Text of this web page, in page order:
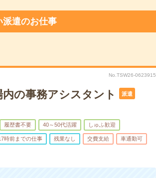
派遣のお仕事
No.TSW26-0623915
内の事務アシスタント 派遣
履歴書不要 40～50代活躍 しゅふ歓迎
時前までの仕事 残業なし 交費支給 車通勤可